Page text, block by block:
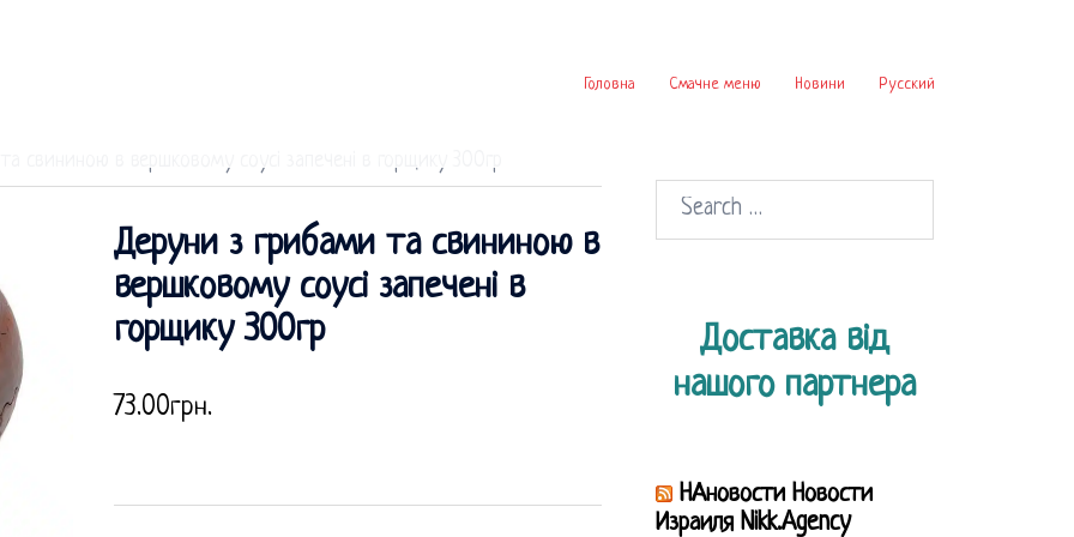
Головна Смачне меню Новини Русский
Деруни з грибами та свининою в
вершковому соусі запечені в
горщику 300гр
73.00грн.
Search
for:
Доставка від
нашого партнера
НАновости Новости
Израиля Nikk.Agency